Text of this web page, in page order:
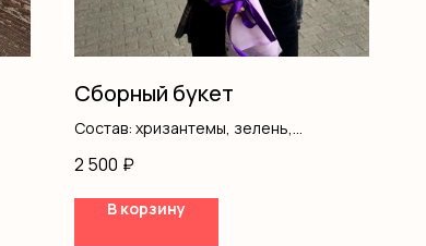
Сборный букет
Состав: хризантемы, зелень,
2 500 ₽
В корзину